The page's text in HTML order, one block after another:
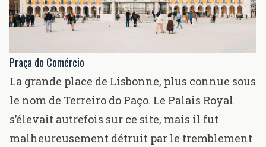
Praça do Comércio
La grande place de Lisbonne, plus connue sous
le nom de Terreiro do Paço. Le Palais Royal
s’élevait autrefois sur ce site, mais il fut
malheureusement détruit par le tremblement